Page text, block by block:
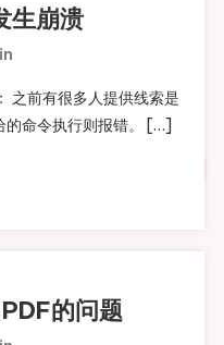
生崩溃
之前有很多人提供线索是
的命令执行则报错。 […]
的问题